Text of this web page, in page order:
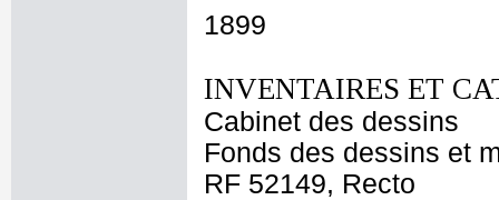
1899
INVENTAIRES ET
Cabinet des dessins
Fonds des dessins et
RF 52149, Recto